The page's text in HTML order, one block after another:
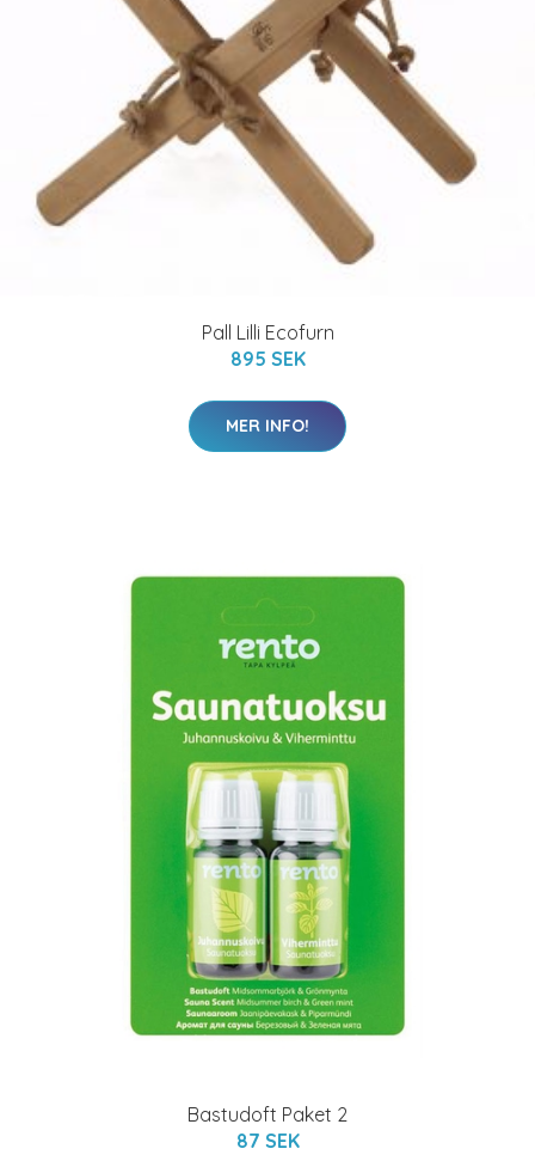
Pall Lilli Ecofurn
895 SEK
MER INFO!
Bastudoft Paket 2
87 SEK